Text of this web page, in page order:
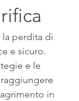
la perdita di
e sicuro.
e le
in